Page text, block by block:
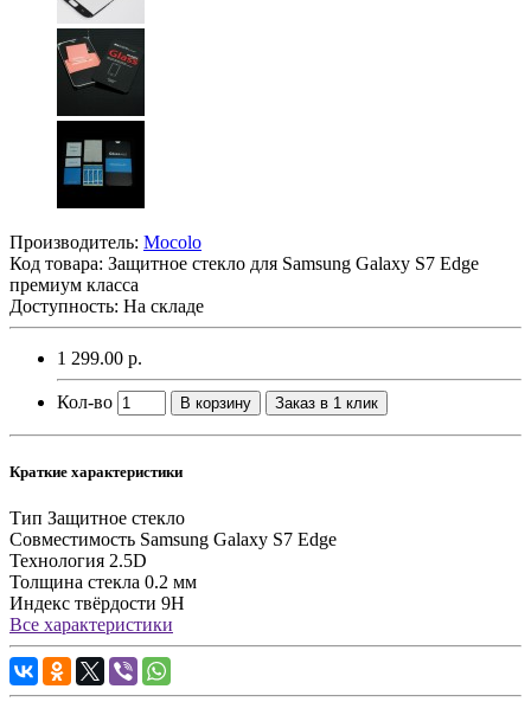
Производитель: Mocolo
Код товара: Защитное стекло для Samsung Galaxy S7 Edge
премиум класса
Доступность: На складе
1 299.00 р.
Кол-во В корзину Заказ в 1 клик
Краткие характеристики
Тип Защитное стекло
Совместимость Samsung Galaxy S7 Edge
Технология 2.5D
Толщина стекла 0.2 мм
Индекс твёрдости 9H
Все характеристики